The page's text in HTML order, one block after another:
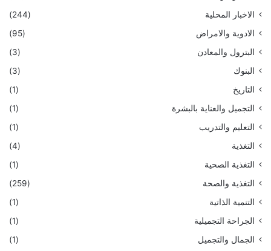
الاخبار المحلية
(244)
الادوية والامراض
(95)
البترول والمعادن
(3)
البنوك
(3)
التاريخ
(1)
التجميل والعناية بالبشرة
(1)
التعليم والتدريب
(1)
التغذية
(4)
التغذية الصحية
(1)
التغذية والصحة
(259)
التنمية الذاتية
(1)
الجراحة التجميلية
(1)
الجمال والتجميل
(1)